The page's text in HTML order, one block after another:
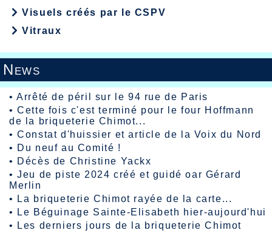
Visuels créés par le CSPV
Vitraux
News
•Arrêté de péril sur le 94 rue de Paris
•Cette fois c'est terminé pour le four Hoffmann
de la briqueterie Chimot...
•Constat d'huissier et article de la Voix du Nord
• Du neuf au Comité !
• Décès de Christine Yackx
•Jeu de piste 2024 créé et guidé oar Gérard
Merlin
•
La briqueterie Chimot rayée de la carte...
•
Le Béguinage Sainte-Elisabeth hier-aujourd'hui
•
Les derniers jours de la briqueterie Chimot